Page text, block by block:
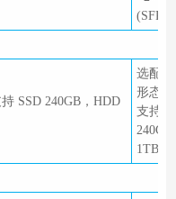
SSD 240GB，HDD
选配
形态
支持
1TB